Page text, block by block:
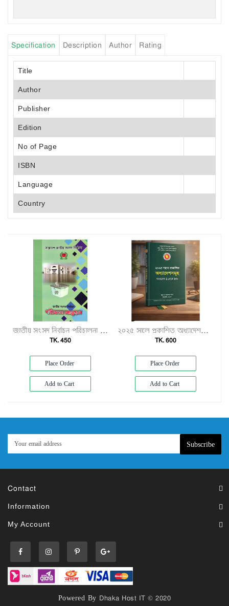
Specification Description Author Rating
Title
Author
Publisher
Edition
No of Page
ISBN
Language
Country
জাতীয় সংসদ নির্বাচন পরিচালনা ম্যানুয়েল"
TK. 450
Place Order
Add to Cart
২০২৫ সালে প্রকাশিত অধ্যাদেশসমূহ (অধ্যাদেশ ১–৮০)"
TK. 600
Place Order
Add to Cart
Subscribe
Contact
Information
My Account
Powered By Dhaka Host IT © 2020